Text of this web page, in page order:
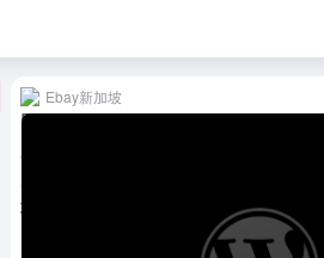
Ebay新加坡